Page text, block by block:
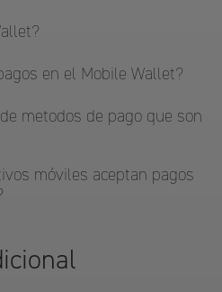
en el Mobile Wallet?
metodos de pago que son
móviles aceptan pagos